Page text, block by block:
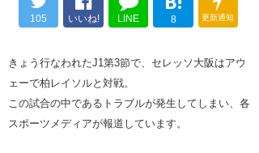
105 いいね! LINE 8 更新通知
きょう行なわれたJ1第3節で、セレッソ大阪はアウ
ェーで柏レイソルと対戦。
この試合の中であるトラブルが発生してしまい、各
スポーツメディアが報道しています。